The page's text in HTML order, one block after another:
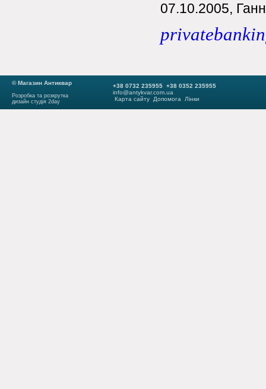
07.10.2005,
© Магазин Антиквар
Розробка та розкрутка
дизайн студія 2day
+38 0732 235955 +38 0352 235955
info@antykvar.com.ua
Карта сайту
Допомога Лінки